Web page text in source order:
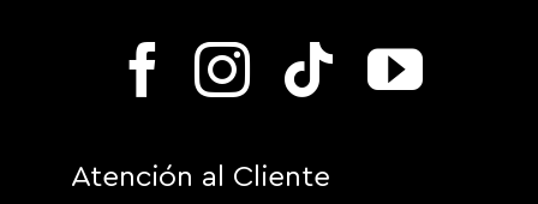
Atención al Cliente